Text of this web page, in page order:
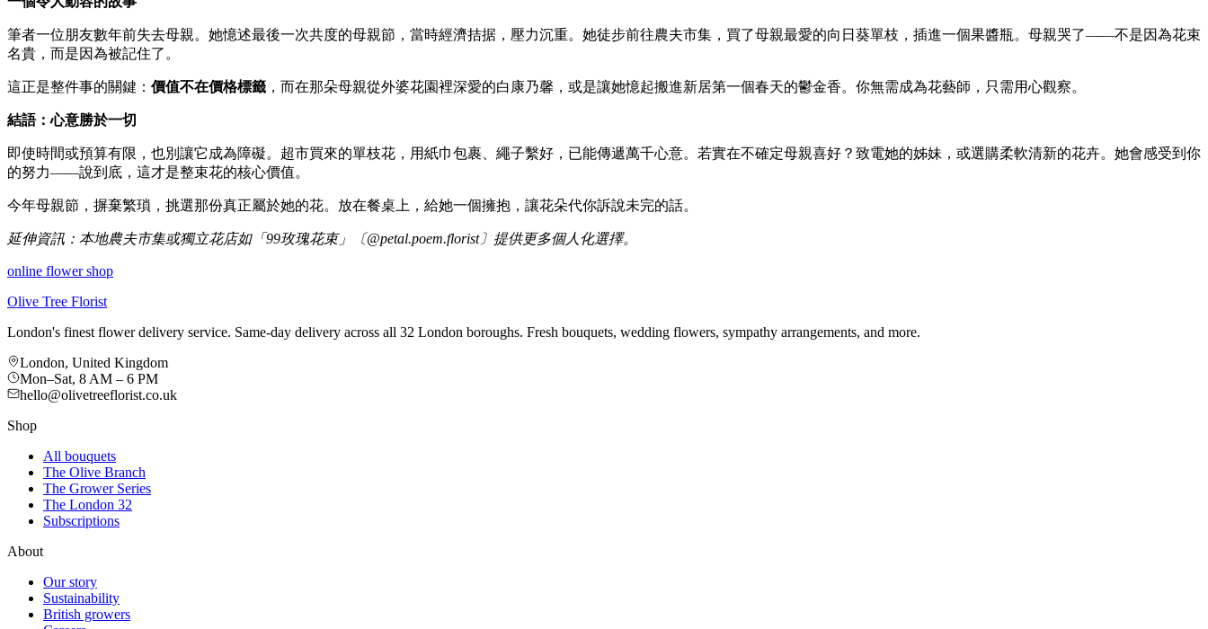
筆者一位朋友數年前失去母親。她憶述最後一次共度的母親節，當時經濟拮据，壓力沉重。她徒步前往農夫市集，買了母親最愛的向日葵單枝，插進一個果醬瓶。母親哭了——不是因為花束
名貴，而是因為被記住了。
這正是整件事的關鍵： 價值不在價格標籤 ，而在那朵母親從外婆花園裡深愛的白康乃馨，或是讓她憶起搬進新居第一個春天的鬱金香。你無需成為花藝師，只需用心觀察。
結語：心意勝於一切
即使時間或預算有限，也別讓它成為障礙。超市買來的單枝花，用紙巾包裹、繩子繫好，已能傳遞萬千心意。若實在不確定母親喜好？致電她的姊妹，或選購柔軟清新的花卉。她會感受到你
的努力——說到底，這才是整束花的核心價值。
今年母親節，摒棄繁瑣，挑選那份真正屬於她的花。放在餐桌上，給她一個擁抱，讓花朵代你訴說未完的話。
延伸資訊：本地農夫市集或獨立花店如「99玫瑰花束」〔@petal.poem.florist〕提供更多個人化選擇。
online flower shop
Olive Tree Florist
London's finest flower delivery service. Same-day delivery across all 32 London boroughs. Fresh bouquets, wedding flowers, sympathy arrangements, and more.
London, United Kingdom
Mon–Sat, 8 AM – 6 PM
hello@olivetreeflorist.co.uk
Shop
All bouquets
The Olive Branch
The Grower Series
The London 32
Subscriptions
About
Our story
Sustainability
British growers